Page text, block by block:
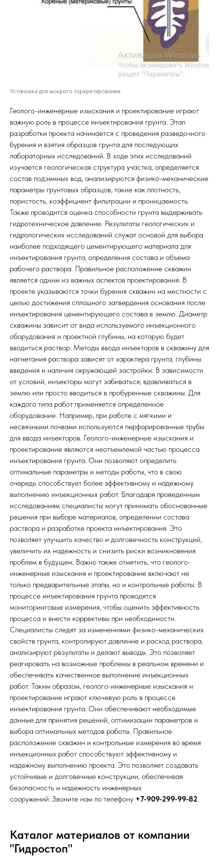
Установка для мокрого торкретирования.
Геолого-инженерные изыскания и проектирование играют
важную роль в процессе инъектирования грунта. Этап
разработки проекта начинается с проведения разведочного
бурения и взятия образцов грунта для последующих
лабораторных исследований. В ходе этих исследований
изучается геологическая структура участка, определяется
состав подземных вод, анализируются физико-механические
параметры грунтовых образцов, такие как плотность,
пористость, коэффициент фильтрации и проницаемость.
Также проводится оценка способности грунта выдерживать
гидротехническое давление. Результаты геологических и
гидрологических исследований служат основой для выбора
наиболее подходящего цементирующего материала для
инъектирования грунта, определения состава и объема
рабочего раствора. Правильное расположение скважин
является одним из важных аспектов проектирования. В
проекте указываются точки бурения скважин на местности с
целью достижения сплошного затвердения основания после
инъектирования цементирующего состава в землю. Диаметр
скважины зависит от вида используемого инъекционного
оборудования и проектной глубины, на которую будет
вводиться раствор. Методы ввода инъекторов в скважину для
нагнетания раствора зависят от характера грунта, глубины
введения и наличия окружающей застройки. В зависимости
от условий, инъекторы могут забиваться, вдавливаться в
землю или просто вводиться в пробуренные скважины. Для
каждого типа работ применяется определенное
оборудование. Например, при работе с мягкими и
несвязными почвами используются перфорированные трубы
для ввода инъекторов. Геолого-инженерные изыскания и
проектирование являются неотъемлемой частью процесса
инъектирования грунта. Они позволяют определить
оптимальные параметры и методы работы, что в свою
очередь способствует более эффективному и надежному
выполнению инъекционных работ. Благодаря проведенным
исследованиям специалисты могут принимать обоснованные
решения при выборе материалов, определении состава
раствора и разработке проекта инъектирования. Это
позволяет улучшить качество и долговечность конструкций,
увеличить их надежность и снизить риски возникновения
проблем в будущем. Важно также отметить, что геолого-
инженерные изыскания и проектирование включают не
только предварительные этапы, но и контрольные работы. В
процессе инъектирования грунта проводятся
мониторинговые измерения, чтобы оценить эффективность
процесса и внести коррективы при необходимости.
Специалисты следят за изменениями физико-механических
свойств грунта, контролируют давление и расход раствора,
анализируют результаты и делают выводы. Это позволяет
реагировать на возможные проблемы в реальном времени и
обеспечивать качественное выполнение инъекционных
работ. Таким образом, геолого-инженерные изыскания и
проектирование играют ключевую роль в процессе
инъектирования грунта. Они обеспечивают необходимые
данные для принятия решений, оптимизации параметров и
выбора оптимальных методов работы. Правильное
расположение скважин и контрольные измерения во время
инъекционных работ способствуют эффективному и
надежному выполнению проекта. Это позволяет создавать
устойчивые и долговечные конструкции, обеспечивая
безопасность и надежность инженерных
сооружений..Звоните нам по телефону +7-909-299-99-82
Каталог материалов от компании
"Гидростоп"